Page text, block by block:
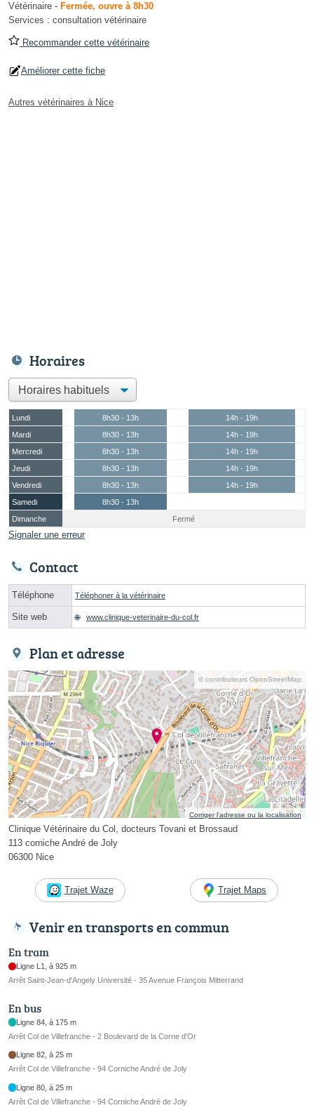
Vétérinaire - Fermée, ouvre à 8h30
Services : consultation vétérinaire
Recommander cette vétérinaire
Améliorer cette fiche
Autres vétérinaires à Nice
Horaires
Lundi 8h30 - 13h
14h - 19h
Mardi
8h30 - 13h
14h - 19h
Mercredi
8h30 - 13h
14h - 19h
Jeudi
8h30 - 13h
14h - 19h
Vendredi
8h30 - 13h
14h - 19h
Samedi
8h30 - 13h
Dimanche
Fermé
Signaler une erreur
Contact
Téléphone Téléphoner à la vétérinaire
Site web www.clinique-veterinaire-du-col.fr
Plan et adresse
© contributeurs OpenStreetMap
Corriger l’adresse ou la localisation
Clinique Vétérinaire du Col, docteurs Tovani et Brossaud
113 corniche André de Joly
06300 Nice
Trajet Waze Trajet Maps
Venir en transports en commun
En tram
Ligne L1, à 925 m
Arrêt Saint-Jean-d'Angely Université - 35 Avenue François Mitterrand
En bus
Ligne 84, à 175 m
Arrêt Col de Villefranche - 2 Boulevard de la Corne d'Or
Ligne 82, à 25 m
Arrêt Col de Villefranche - 94 Corniche André de Joly
Ligne 80, à 25 m
Arrêt Col de Villefranche - 94 Corniche André de Joly